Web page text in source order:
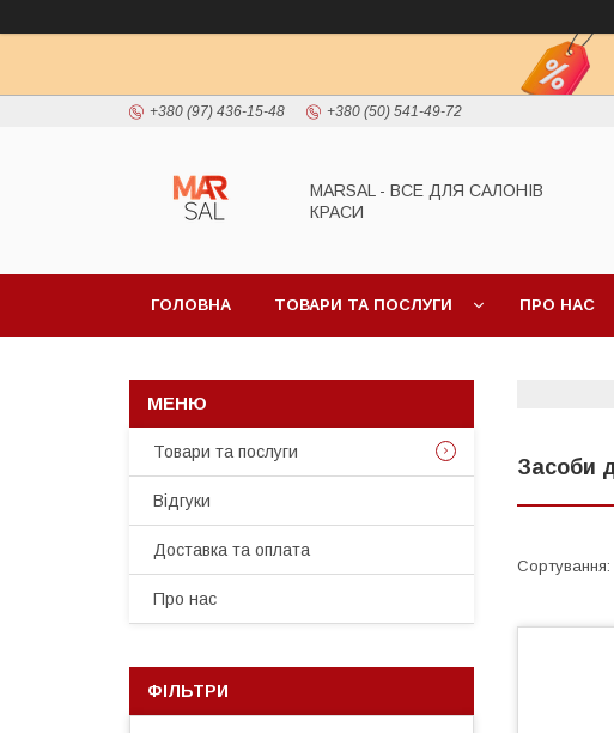
+380 (97) 436-15-48 +380 (50) 541-49-72
MARSAL - ВСЕ ДЛЯ САЛОНІВ
КРАСИ
ГОЛОВНА ТОВАРИ ТА ПОСЛУГИ ПРО НАС
Засоби
Товари та послуги
Відгуки
Доставка та оплата
Про нас
ФІЛЬТРИ